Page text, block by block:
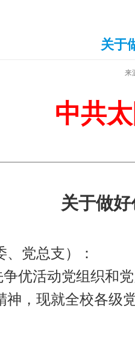
关于
来
中共
关于做
党总支）：
优活动党组织和
神，现就全校各级